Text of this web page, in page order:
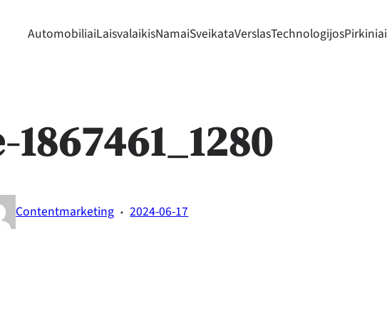
AutomobiliaiLaisvalaikisNamaiSveikataVerslasTechnologijosPirkiniai
Contentmarketing · 2024-06-17